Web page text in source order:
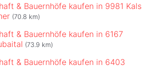
& Bauernhöfe kaufen in 9981 Kals
(70.8 km)
& Bauernhöfe kaufen in 6167
(73.9 km)
& Bauernhöfe kaufen in 6403